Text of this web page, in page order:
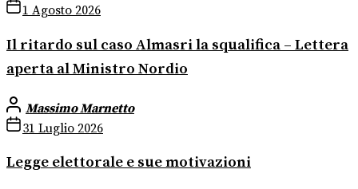
1 Agosto 2026
Il ritardo sul caso Almasri la squalifica – Lettera
aperta al Ministro Nordio
Massimo Marnetto
31 Luglio 2026
Legge elettorale e sue motivazioni